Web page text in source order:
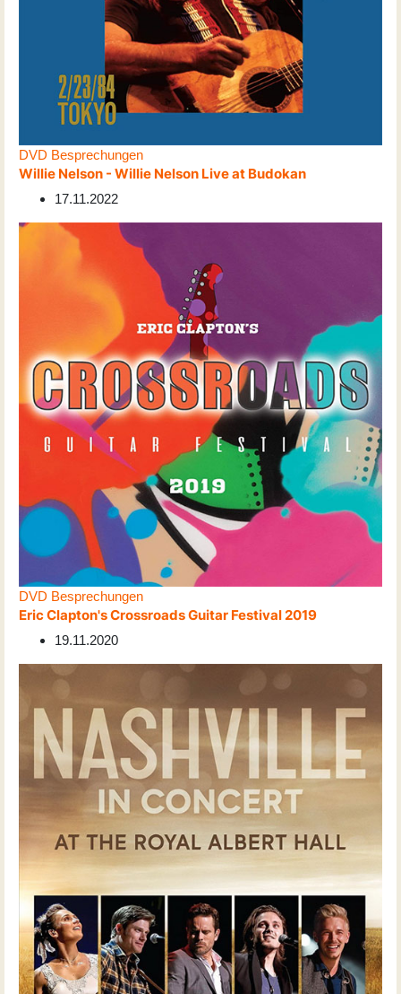
DVD Besprechungen
Willie Nelson - Willie Nelson Live at Budokan
17.11.2022
DVD Besprechungen
Eric Clapton's Crossroads Guitar Festival 2019
19.11.2020